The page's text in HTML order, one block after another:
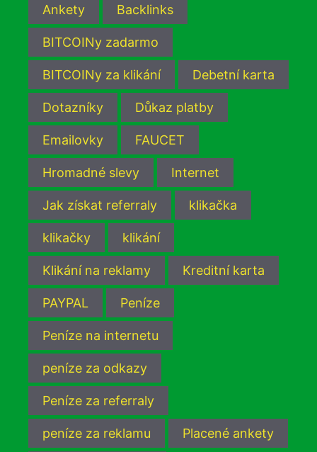
Ankety Backlinks
BITCOINy zadarmo
BITCOINy za klikání Debetní karta
Dotazníky Důkaz platby
Emailovky FAUCET
Hromadné slevy Internet
Jak získat referraly klikačka
klikačky klikání
Klikání na reklamy Kreditní karta
PAYPAL Peníze
Peníze na internetu
peníze za odkazy
Peníze za referraly
peníze za reklamu Placené ankety